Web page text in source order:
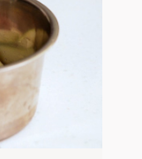
油、0.5克
辣紅辣椒